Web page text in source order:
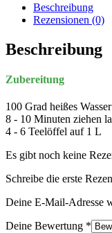
Beschreibung
Rezensionen (0)
Beschreibung
Zubereitung
100 Grad heißes Wasser
8 - 10 Minuten ziehen
4 - 6 Teelöffel auf 1 L
Es gibt noch keine
Schreibe die erste
Deine E-Mail-Adresse
Deine Bewertung *